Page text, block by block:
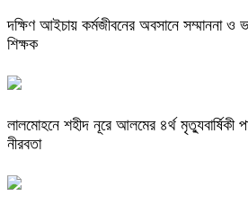
দক্ষিণ আইচায় কর্মজীবনের অবসানে সম্মাননা ও
শিক্ষক
লালমোহনে শহীদ নূরে আলমের ৪র্থ মৃত্যুবার্ষিকী
নীরবতা